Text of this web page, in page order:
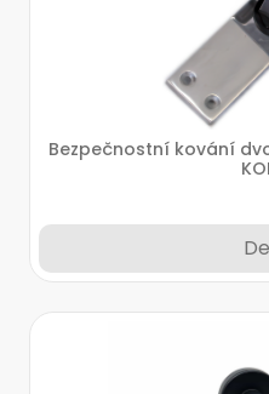
Bezpečnostní kování